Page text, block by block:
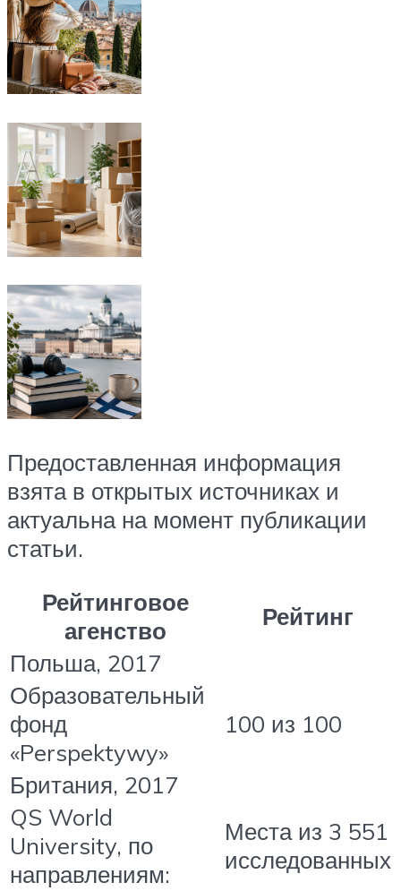
Предоставленная информация
взята в открытых источниках и
актуальна на момент публикации
статьи.
Рейтинговое
агенство
Рейтинг
Польша, 2017
Образовательный
фонд
«Perspektywy»
100 из 100
Британия, 2017
QS World
University, по
направлениям:
Места из 3 551
исследованных